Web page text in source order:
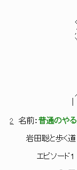
| | |
∧＿∧ | | |
<ヽ
,'´
ヽ ｨ
lヽ
|
／ ￣￣￣
| 週刊連載
2 名前： 普通のや
岩田聡と歩く道
エピソード１